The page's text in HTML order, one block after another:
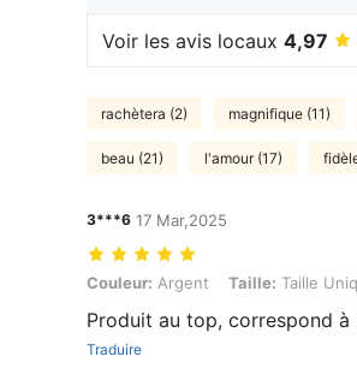
Voir les avis locaux 4,97
rachètera (2) magnifique (11)
beau (21) l'amour (17)
3***6 17 Mar,2025
Couleur: Argent, Taille: Taille Unique
Couleur: Argent Taille: Taille
Produit au top, correspond à
Traduire